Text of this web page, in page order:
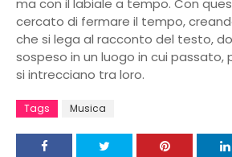
ma con il labiale a tempo. Con
cercato di fermare il tempo,
che si lega al racconto del testo,
sospeso in un luogo in cui
si intrecciano tra loro.
Tags Musica